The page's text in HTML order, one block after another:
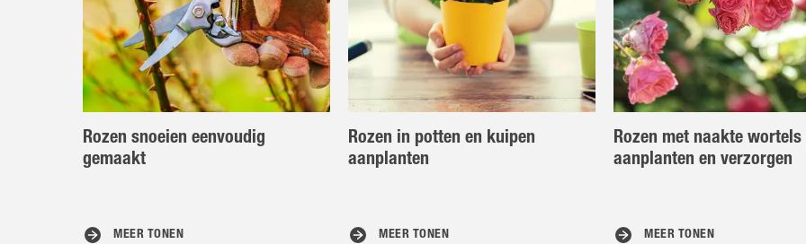
Rozen snoeien eenvoudig
gemaakt
MEER TONEN
Rozen in potten en kuipen
aanplanten
MEER TONEN
Rozen met naakte
aanplanten en verzorgen
MEER TONEN